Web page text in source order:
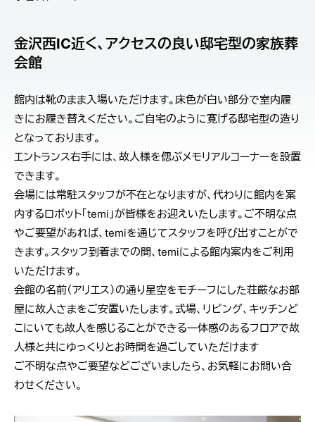
金沢西IC近く、アクセスの良い邸宅型の家族葬
会館
館内は靴のまま入場いただけます。床色が白い部分で室内履
きにお履き替えください。ご自宅のように寛げる邸宅型の造り
となっております。
エントランス右手には、故人様を偲ぶメモリアルコーナーを設置
できます。
会場には常駐スタッフが不在となりますが、代わりに館内を案
内するロボット「temi」が皆様をお迎えいたします。ご不明な点
やご要望があれば、temiを通じてスタッフを呼び出すことがで
きます。スタッフ到着までの間、temiによる館内案内をご利用
いただけます。
会館の名前（アリエス）の通り星空をモチーフにした荘厳なお部
屋に故人さまをご安置いたします。式場、リビング、キッチンど
こにいても故人を感じることができる一体感のあるフロアで故
人様と共にゆっくりとお時間を過ごしていただけます
ご不明な点やご要望などございましたら、お気軽にお問い合
わせください。